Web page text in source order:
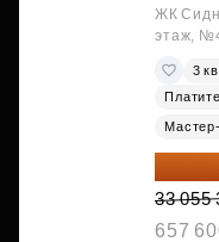
ЖК
этаж,
3
24
33 055
657